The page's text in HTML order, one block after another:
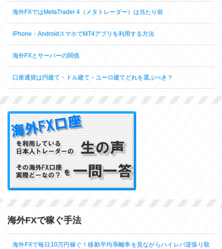
海外FXではMetaTrader 4（メタトレーダー）は当たり前
iPhone・AndroidスマホでMT4アプリを利用する方法
海外FXとサーバーの関係
口座通貨は円建て・ドル建て・ユーロ建てどれを選ぶべき？
海外FXで稼ぐ手法
海外FXで毎日10万円稼ぐ！移動平均乖離率を見ながらハイレバ逆張り取